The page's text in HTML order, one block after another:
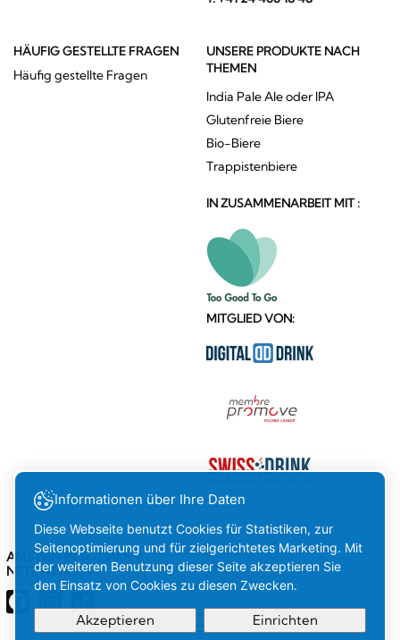
HÄUFIG GESTELLTE FRAGEN
Häufig gestellte Fragen
UNSERE PRODUKTE NACH
THEMEN
India Pale Ale oder IPA
Glutenfreie Biere
Bio-Biere
Trappistenbiere
IN ZUSAMMENARBEIT MIT :
MITGLIED VON:
AMSTEIN IN SOZIALEN
NETZWERKEN
Informationen über Ihre Daten
Diese Webseite benutzt Cookies für Statistiken, zur
Seitenoptimierung und für zielgerichtetes Marketing. Mit
der weiteren Benutzung dieser Seite akzeptieren Sie
den Einsatz von Cookies zu diesen Zwecken.
Akzeptieren Einrichten